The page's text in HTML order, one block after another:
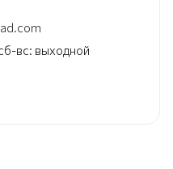
вс: выходной